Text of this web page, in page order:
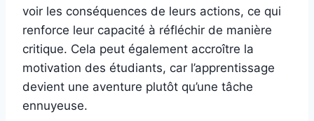
voir les conséquences de leurs actions, ce qui
renforce leur capacité à réfléchir de manière
critique. Cela peut également accroître la
motivation des étudiants, car l’apprentissage
devient une aventure plutôt qu’une tâche
ennuyeuse.